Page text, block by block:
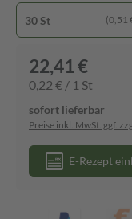
30 St (0,51
22,41 €
0,22 € / 1 St
sofort lieferbar
Preise inkl. MwSt. ggf.
E-Rezept